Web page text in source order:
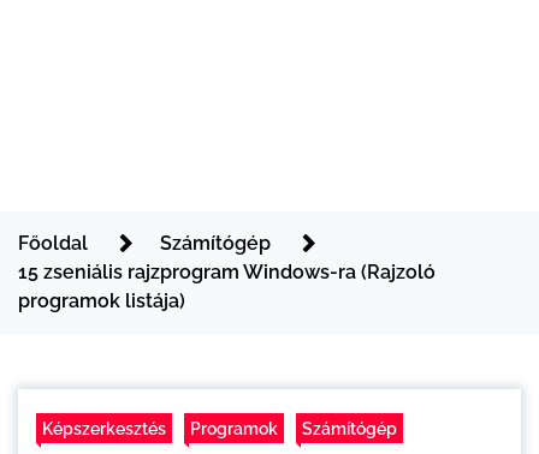
Főoldal
Számítógép
15 zseniális rajzprogram Windows-ra (Rajzoló
programok listája)
Képszerkesztés Programok Számítógép